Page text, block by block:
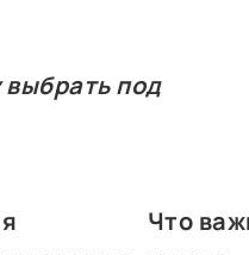
под
Что